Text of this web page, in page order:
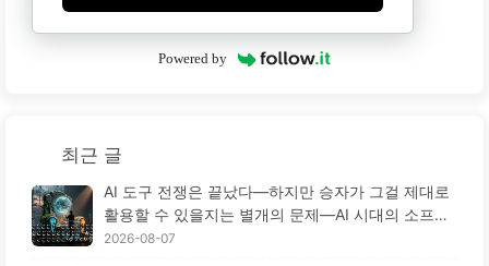
Powered by
최근 글
AI 도구 전쟁은 끝났다—하지만 승자가 그걸 제대로
활용할 수 있을지는 별개의 문제—AI 시대의 소프트
웨어 엔지니어링 혁신·ゆっくり学ぶAI175
2026-08-07